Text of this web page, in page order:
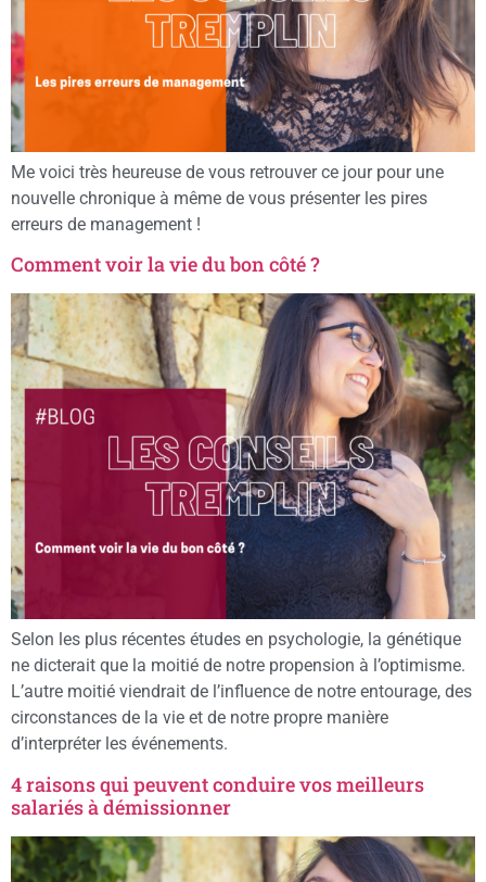
Me voici très heureuse de vous retrouver ce jour pour une
nouvelle chronique à même de vous présenter les pires
erreurs de management !
Comment voir la vie du bon côté ?
Selon les plus récentes études en psychologie, la génétique
ne dicterait que la moitié de notre propension à l’optimisme.
L’autre moitié viendrait de l’influence de notre entourage, des
circonstances de la vie et de notre propre manière
d’interpréter les événements.
4 raisons qui peuvent conduire vos meilleurs
salariés à démissionner